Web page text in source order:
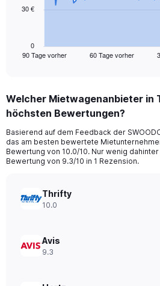
The
Range:
91
The
chart
has
axis
displaying
to
90 Tage vorher 60 Tage vorher
0
30 €
End
Welcher Mietwagenanbieter in
höchsten Bewertungen?
Basierend auf dem Feedback der
das am besten bewertete
Bewertung von 10.0/10. Nur wenig
Bewertung von 9.3/10 in 1 Rezension.
Thrifty
10.0
Avis
9.3